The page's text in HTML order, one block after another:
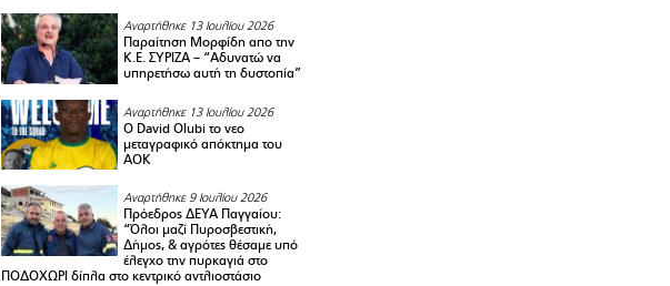
Αναρτήθηκε 13 Ιουλίου 2026
Παραίτηση Μορφίδη απο την
Κ.Ε. ΣΥΡΙΖΑ – “Αδυνατώ να
υπηρετήσω αυτή τη δυστοπία”
Αναρτήθηκε 13 Ιουλίου 2026
Ο David Olubi το νεο
μεταγραφικό απόκτημα του
ΑΟΚ
Αναρτήθηκε 9 Ιουλίου 2026
Πρόεδρος ΔΕΥΑ Παγγαίου:
“Όλοι μαζί Πυροσβεστική,
Δήμος, & αγρότες θέσαμε υπό
έλεγχο την πυρκαγιά στο
ΠΟΔΟΧΩΡΙ δίπλα στο κεντρικό αντλιοστάσιο